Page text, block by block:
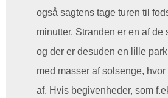
også sagtens tage turen til
minutter. Stranden er en af de
og der er desuden en lille
med masser af solsenge,
af. Hvis begivenheder, som